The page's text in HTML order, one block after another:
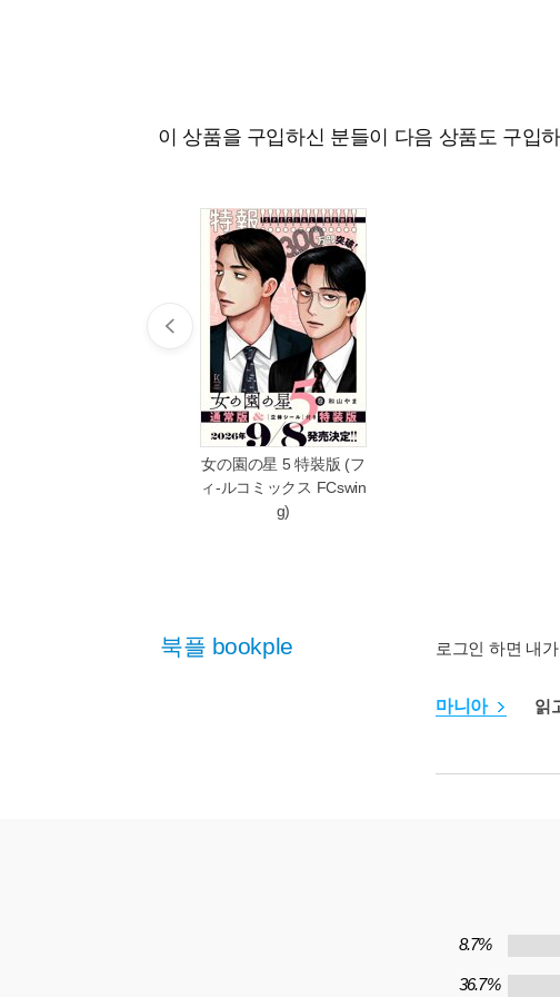
이 상품을 구입하신 분들이 다음 상품도 구입
女の園の星 5 特裝版 (フ
ィ-ルコミックス FCswin
g)
북플 bookple 로그인 하면 내
마니아 읽
8.7%
36.7%